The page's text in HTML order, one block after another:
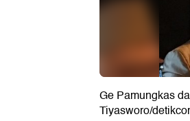
Ge Pamungkas
Tiyasworo/